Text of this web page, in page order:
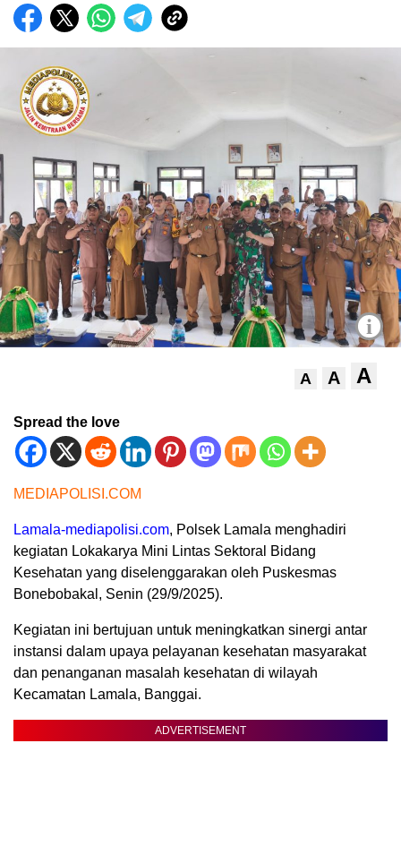
i
A A A
Spread the love
MEDIAPOLISI.COM
Lamala-mediapolisi.com, Polsek Lamala menghadiri
kegiatan Lokakarya Mini Lintas Sektoral Bidang
Kesehatan yang diselenggarakan oleh Puskesmas
Bonebobakal, Senin (29/9/2025).
Kegiatan ini bertujuan untuk meningkatkan sinergi antar
instansi dalam upaya pelayanan kesehatan masyarakat
dan penanganan masalah kesehatan di wilayah
Kecamatan Lamala, Banggai.
ADVERTISEMENT